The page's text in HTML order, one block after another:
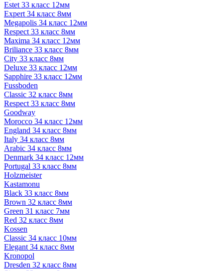
Estet 33 класс 12мм
Expert 34 класс 8мм
Megapolis 34 класс 12мм
Respect 33 класс 8мм
Maxima 34 класс 12мм
Briliance 33 класс 8мм
City 33 класс 8мм
Deluxe 33 класс 12мм
Sapphire 33 класс 12мм
Fussboden
Classic 32 класс 8мм
Respect 33 класс 8мм
Goodway
Morocco 34 класс 12мм
England 34 класс 8мм
Italy 34 класс 8мм
Arabic 34 класс 8мм
Denmark 34 класс 12мм
Portugal 33 класс 8мм
Holzmeister
Kastamonu
Black 33 класс 8мм
Brown 32 класс 8мм
Green 31 класс 7мм
Red 32 класс 8мм
Kossen
Classic 34 класс 10мм
Elegant 34 класс 8мм
Kronopol
Dresden 32 класс 8мм